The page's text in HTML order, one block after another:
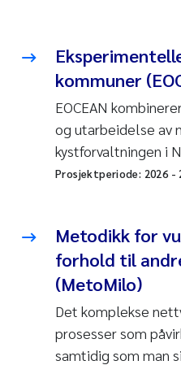
kommuner
EOCEAN
og utarbeidelse av
kystforvaltningen i
Prosjektperiode: 2026 -
Metodikk for
forhold til
(MetoMilo)
Det komplekse
prosesser som
samtidig som man